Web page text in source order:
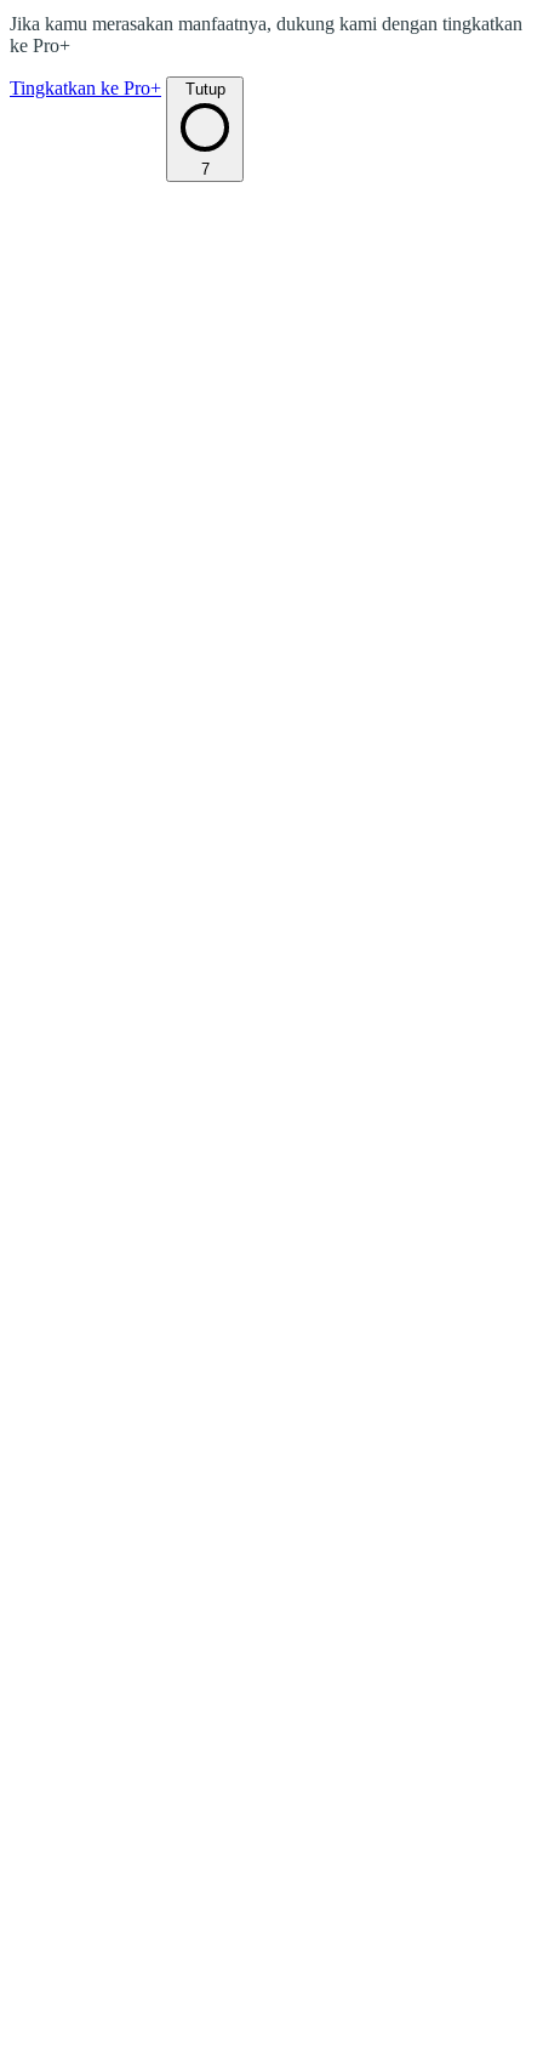
Jika kamu merasakan manfaatnya, dukung kami dengan tingkatkan
ke Pro+
Tingkatkan ke Pro+ Tutup
7